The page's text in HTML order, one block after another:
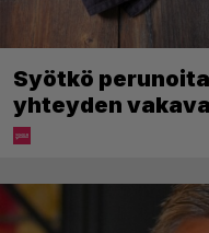
Syötkö
yhteyden